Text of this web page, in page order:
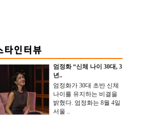
엄정화 “신체 나이 30대, 3
년..
엄정화가 30대 초반 신체
나이를 유지하는 비결을
밝혔다. 엄정화는 8월 4일
서울 ..